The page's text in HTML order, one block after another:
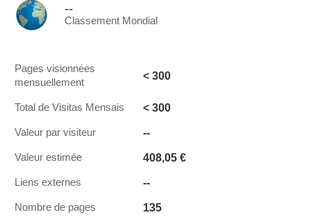
--
Classement Mondial
Pages visionnées
mensuellement
< 300
Total de Visitas Mensais < 300
Valeur par visiteur --
Valeur estimée 408,05 €
Liens externes --
Nombre de pages 135